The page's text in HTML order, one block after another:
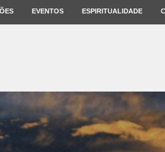
EVENTOS ESPIRITUALIDADE